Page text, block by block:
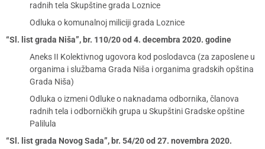
radnih tela Skupštine grada Loznice
Odluka o komunalnoj miliciji grada Loznice
“Sl. list grada Niša”, br. 110/20 od 4. decembra 2020. godine
Aneks II Kolektivnog ugovora kod poslodavca (za zaposlene u
organima i službama Grada Niša i organima gradskih opština
Grada Niša)
Odluka o izmeni Odluke o naknadama odbornika, članova
radnih tela i odborničkih grupa u Skupštini Gradske opštine
Palilula
“Sl. list grada Novog Sada”, br. 54/20 od 27. novembra 2020.